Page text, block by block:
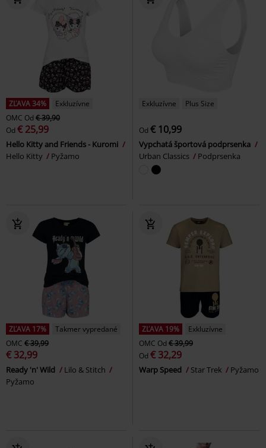
ZĽAVA 34%
Exkluzívne
OMC Od € 39,90
Od € 25,99
Hello Kitty and Friends - Kuromi
Hello Kitty
Pyžamo
Exkluzívne Plus Size
Od € 10,99
Vypchatá športová podprsenka
Urban Classics
Podprsenka
ZĽAVA 17%
Takmer vypredané
OMC € 39,99
€ 32,99
Ready 'n' Wild
Lilo & Stitch
Pyžamo
ZĽAVA 19%
Exkluzívne
OMC Od € 39,99
Od € 32,29
Warp Speed Star Trek Pyžamo